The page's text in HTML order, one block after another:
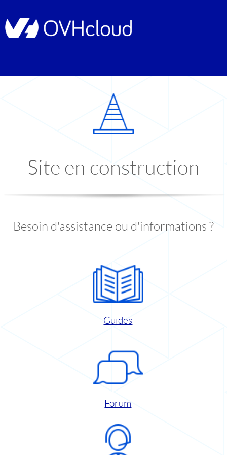
Site en construction
Besoin d'assistance ou d'informations ?
Guides
Forum